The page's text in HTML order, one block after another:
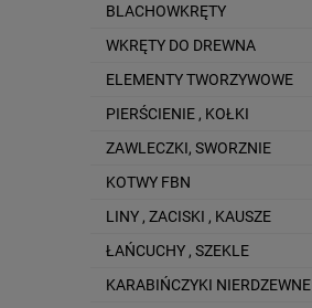
BLACHOWKRĘTY
WKRĘTY DO DREWNA
ELEMENTY TWORZYWOWE
PIERŚCIENIE , KOŁKI
ZAWLECZKI, SWORZNIE
KOTWY FBN
LINY , ZACISKI , KAUSZE
ŁAŃCUCHY , SZEKLE
KARABIŃCZYKI NIERDZEWNE